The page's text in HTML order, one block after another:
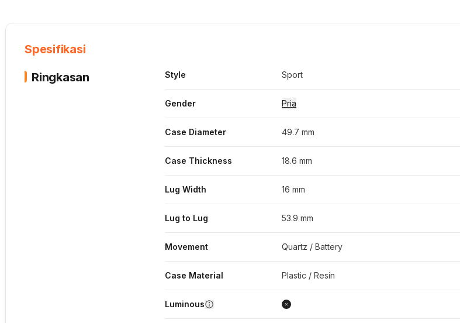
Spesifikasi
Ringkasan
Style Sport
Gender Pria
Case Diameter 49.7 mm
Case Thickness 18.6 mm
Lug Width 16 mm
Lug to Lug 53.9 mm
Movement Quartz / Battery
Case Material Plastic / Resin
Luminous